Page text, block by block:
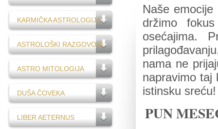
KARMIČKA ASTROLOGIJA
ASTROLOŠKI RAZGOVORI
ASTRO MITOLOGIJA
DUŠA ČOVEKA
LIBER AETERNUS
Naše
držimo
osećajima.
nama ne
napravimo taj
istinsku
PUN